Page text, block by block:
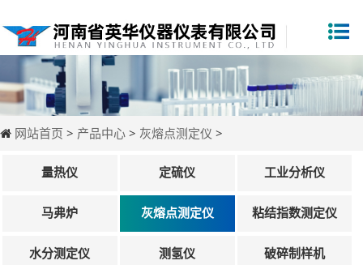
网站首页 > 产品中心 > 灰熔点测定仪 >
量热仪 定硫仪 工业分析仪
马弗炉 灰熔点测定仪 粘结指数测定仪
水分测定仪 测氢仪 破碎制样机